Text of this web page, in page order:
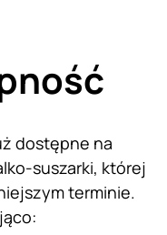
dostępne na
suszarki, której
terminie.